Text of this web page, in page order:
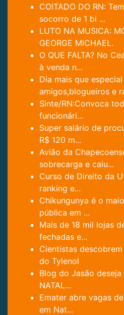
COITADO DO RN:
socorro de 1 bi ...
LUTO NA MUSICA:
GEORGE MICHAEL.
O QUE FALTA? No
à venda n...
Dia mais que
amigos,blogueiros e
Sinte/RN:Convoca
funcionári...
Super salário de
R$ 120 m...
Avião da
sobrecarga e caiu...
Curso de Direito da
ranking e...
Chikungunya é o
pública em ...
Mais de 18 mil lojas
fechadas e...
Cientistas
do Tylenol
Blog do Jasão
NATAL...
Emater abre vagas
em Nat...